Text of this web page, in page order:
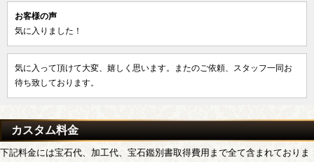
お客様の声
気に入りました！
気に入って頂けて大変、嬉しく思います。またのご依頼、スタッフ一同お
待ち致しております。
カスタム料金
下記料金には宝石代、加工代、宝石鑑別書取得費用まで全て含まれておりま